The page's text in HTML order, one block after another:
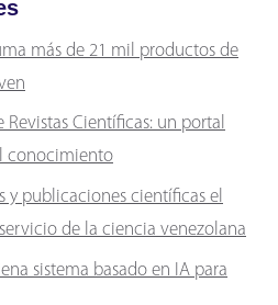
más de 21 mil productos de
Científicas: un portal
conocimiento
y publicaciones científicas el
de la ciencia venezolana
sistema basado en IA para